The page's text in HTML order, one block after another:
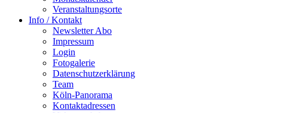
Veranstaltungsorte
Info / Kontakt
Newsletter Abo
Impressum
Login
Fotogalerie
Datenschutzerklärung
Team
Köln-Panorama
Kontaktadressen